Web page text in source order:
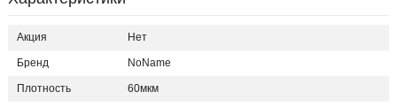
Акция Нет
Бренд NoName
Плотность 60мкм